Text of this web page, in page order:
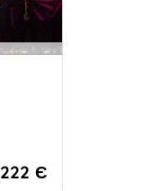
222 Є